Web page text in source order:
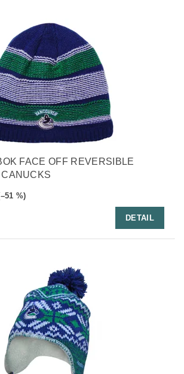
FACE OFF REVERSIBLE
%)
DETAIL